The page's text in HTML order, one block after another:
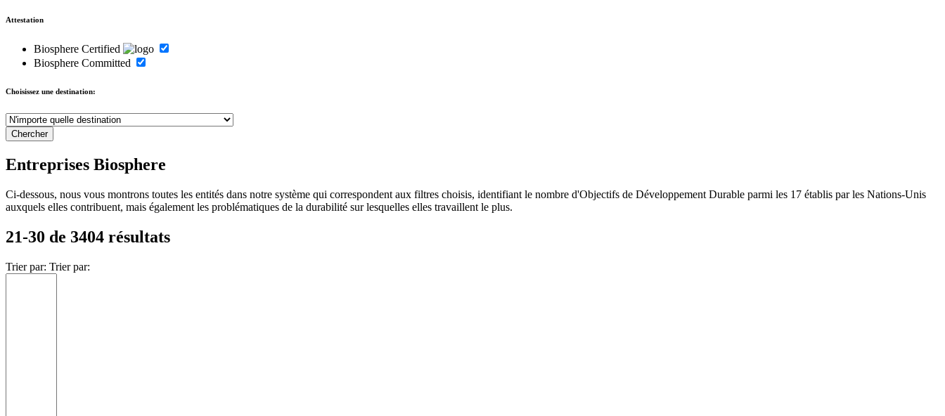
Attestation
Biosphere Certified
Biosphere Committed
Choisissez une destination:
Entreprises Biosphere
Ci-dessous, nous vous montrons toutes les entités dans notre système qui correspondent aux filtres choisis, identifiant le nombre d'Objectifs de Développement Durable parmi les 17 établis par les Nations-Unis
auxquels elles contribuent, mais également les problématiques de la durabilité sur lesquelles elles travaillent le plus.
21-30 de 3404 résultats
Trier par: Trier par: